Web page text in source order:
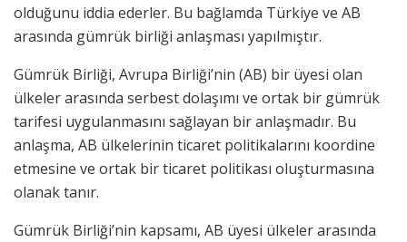
olduğunu iddia ederler. Bu bağlamda Türkiye ve AB
arasında gümrük birliği anlaşması yapılmıştır.
Gümrük Birliği, Avrupa Birliği’nin (AB) bir üyesi olan
ülkeler arasında serbest dolaşımı ve ortak bir gümrük
tarifesi uygulanmasını sağlayan bir anlaşmadır. Bu
anlaşma, AB ülkelerinin ticaret politikalarını koordine
etmesine ve ortak bir ticaret politikası oluşturmasına
olanak tanır.
Gümrük Birliği’nin kapsamı, AB üyesi ülkeler arasında